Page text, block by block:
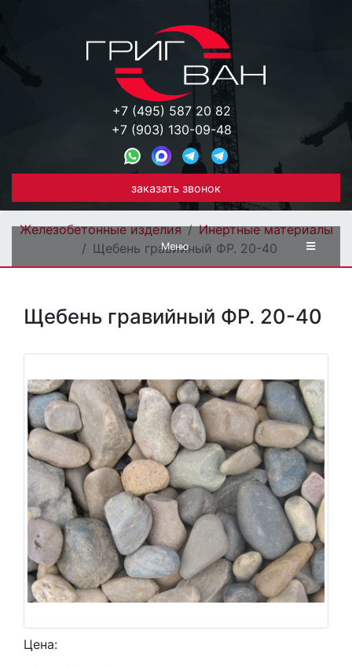
+7 (495) 587 20 82
+7 (903) 130-09-48
заказать звонок
Меню
Железобетонные изделия
Инертные материалы
Щебень гравийный ФР. 20-40
Щебень гравийный ФР. 20-40
Цена: